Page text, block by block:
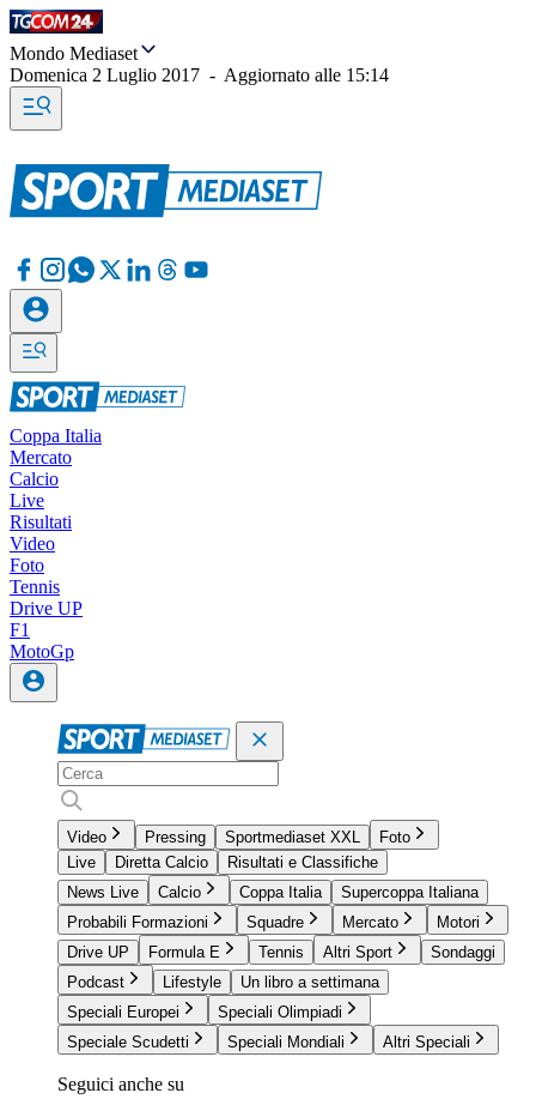
Mondo Mediaset
Domenica 2 Luglio 2017 - Aggiornato alle 15:14
Coppa Italia
Mercato
Calcio
Live
Risultati
Video
Foto
Tennis
Drive UP
F1
MotoGp
Video Pressing Sportmediaset XXL
Foto
Live
Diretta Calcio
Risultati e Classifiche
News Live
Calcio Coppa Italia
Supercoppa Italiana
Probabili Formazioni
Squadre Mercato
Motori
Drive UP
Formula E Tennis Altri Sport
Sondaggi
Podcast
Lifestyle
Un libro a settimana
Speciali Europei
Speciali Olimpiadi
Speciale Scudetti
Speciali Mondiali Altri Speciali
Seguici anche su